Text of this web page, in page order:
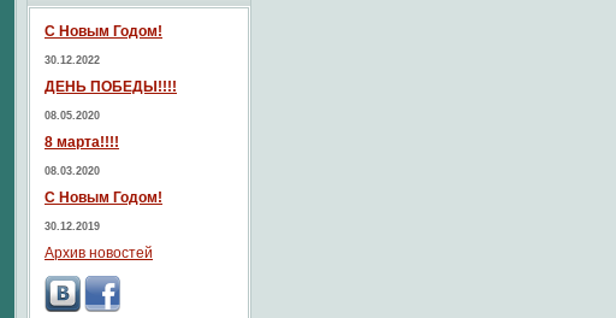
С Новым Годом!
30.12.2022
ДЕНЬ ПОБЕДЫ!!!!
08.05.2020
8 марта!!!!
08.03.2020
С Новым Годом!
30.12.2019
Архив новостей